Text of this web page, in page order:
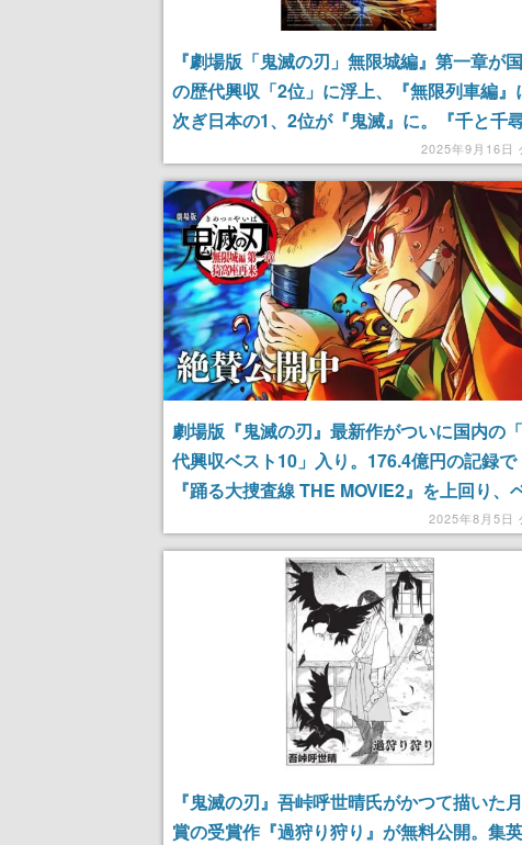
『劇場版「鬼滅の刃」無限城編』第一章が
の歴代興収「2位」に浮上、『無限列車編』
次ぎ日本の1、2位が『鬼滅』に。『千と千尋
超え“330億円”記録。公開8日間という最速
計100億を突破した勢いが止まらない
2025年9月16日
劇場版『鬼滅の刃』最新作がついに国内の
代興収ベスト10」入り。176.4億円の記録で
『踊る大捜査線 THE MOVIE2』を上回り、
2025年8月5日
『鬼滅の刃』吾峠呼世晴氏がかつて描いた
賞の受賞作『過狩り狩り』が無料公開。集